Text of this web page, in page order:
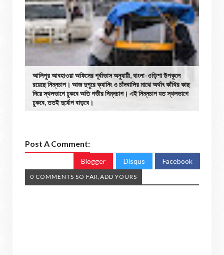
আলিপুর আবহাওয়া অফিসের পূর্বাভাস অনুযায়ী, বাংলা-ওড়িশা উপকূলে
রয়েছে নিম্নচাপ। আজ দুপুরে ক্যানিং ও চাঁদবালির মাঝে অর্থাৎ কাঁথির কাছ
দিয়ে স্থলভাগে ঢুকবে অতি গভীর নিম্নচাপ। এই নিম্নচাপ যত স্থলভাগে
ঢুকবে, ততই দুর্যোগ বাড়বে।
Post A Comment:
Blogger Disqus Facebook
0 COMMENTS SO FAR,ADD YOURS